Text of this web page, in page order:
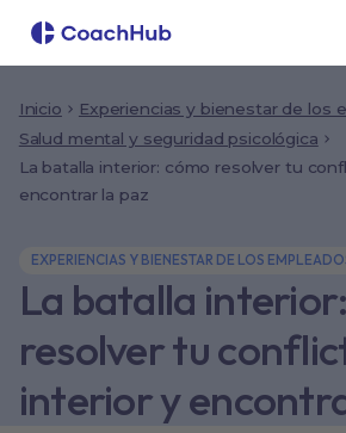
Inicio
Experiencias y bienestar de los
Salud mental y seguridad psicológica
La batalla interior: cómo resolver tu
encontrar la paz
EXPERIENCIAS Y BIENESTAR DE LOS
La batalla
resolver tu
interior y